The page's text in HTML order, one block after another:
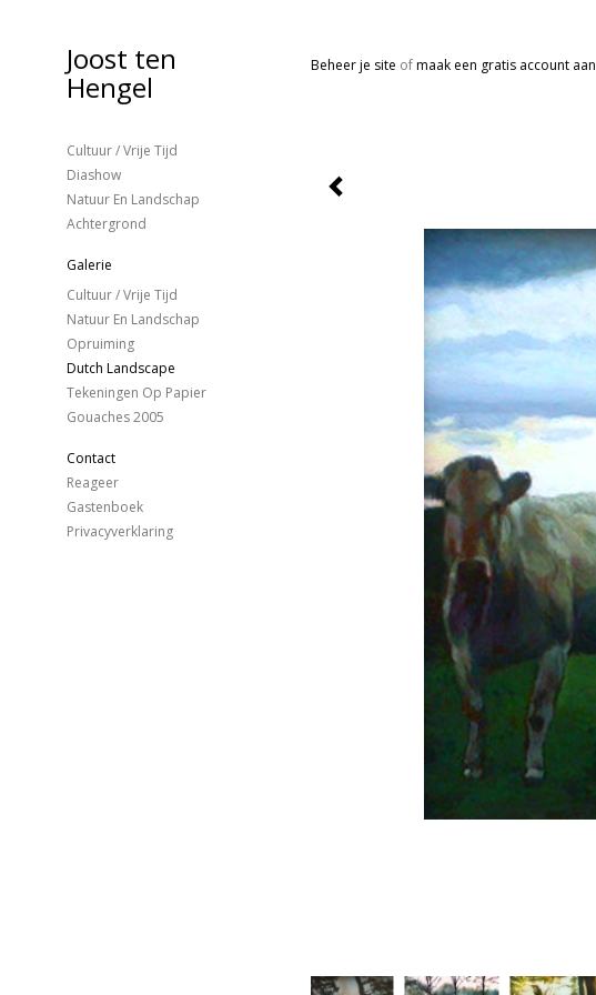
Beheer je site ofmaak een gratis account aan
Joost ten
Hengel
Cultuur / Vrije Tijd
Diashow
Natuur En Landschap
Achtergrond
Galerie
Cultuur / Vrije Tijd
Natuur En Landschap
Opruiming
Dutch Landscape
Tekeningen Op Papier
Gouaches 2005
Contact
Reageer
Gastenboek
Privacyverklaring